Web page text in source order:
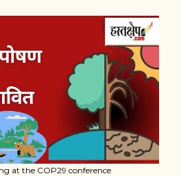
at the COP29 conference